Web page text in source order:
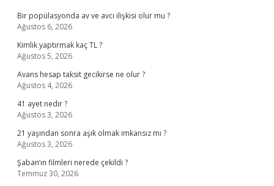
Bir popülasyonda av ve avcı ilişkisi olur mu ?
Ağustos 6, 2026
Kimlik yaptırmak kaç TL ?
Ağustos 5, 2026
Avans hesap taksit gecikirse ne olur ?
Ağustos 4, 2026
41 ayet nedir ?
Ağustos 3, 2026
21 yaşından sonra aşık olmak imkansız mı ?
Ağustos 3, 2026
Şaban’ın filmleri nerede çekildi ?
Temmuz 30, 2026